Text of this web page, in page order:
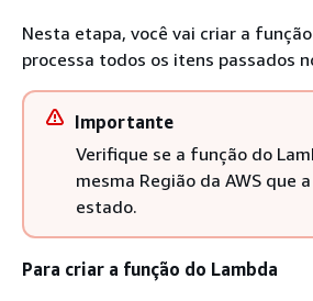
Nesta etapa, você vai criar a
processa todos os itens passados
Importante
Verifique se a função do
mesma Região da AWS que
estado.
Para criar a função do Lambda